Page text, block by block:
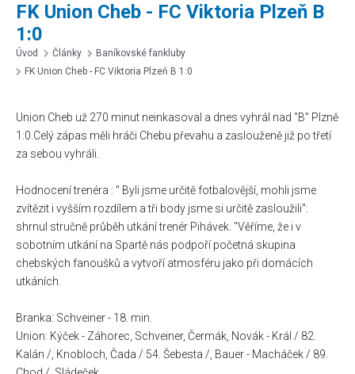
FK Union Cheb - FC Viktoria Plzeň B
1:0
Úvod Články
Baníkovské fankluby
FK Union Cheb - FC Viktoria Plzeň B 1:0
Union Cheb už 270 minut neinkasoval a dnes vyhrál nad "B" Plzně
1:0.Celý zápas měli hráči Chebu převahu a zaslouženě již po třetí
za sebou vyhráli.
Hodnocení trenéra : " Byli jsme určitě fotbalovější, mohli jsme
zvítězit i vyšším rozdílem a tři body jsme si určitě zasloužili":
shrnul stručně průběh utkání trenér Pihávek. "Věříme, že i v
sobotním utkání na Spartě nás podpoří početná skupina
chebských fanoušků a vytvoří atmosféru jako při domácích
utkáních.
Branka: Schveiner - 18. min.
Union: Kýček - Záhorec, Schveiner, Čermák, Novák - Král / 82.
Kalán /, Knobloch, Čada / 54. Šebesta /, Bauer - Macháček / 89.